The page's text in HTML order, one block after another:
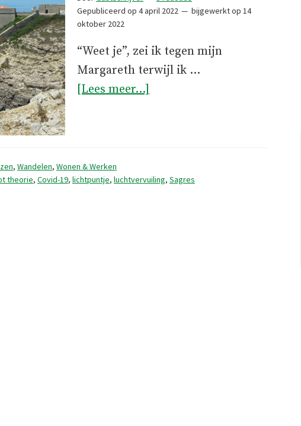
Gepubliceerd op 4 april 2022 bijgewerkt op 14
oktober 2022
“Weet je”, zei ik tegen mijn
Margareth terwijl ik …
[Lees meer...]
, Wandelen, Wonen & Werken
theorie, Covid-19, lichtpuntje, luchtvervuiling, Sagres